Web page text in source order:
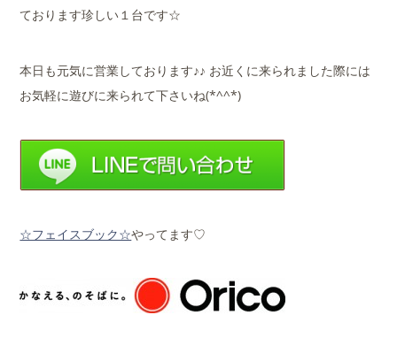
ております珍しい１台です☆
本日も元気に営業しております♪♪ お近くに来られました際には
お気軽に遊びに来られて下さいね(*^^*)
☆フェイスブック☆やってます♡